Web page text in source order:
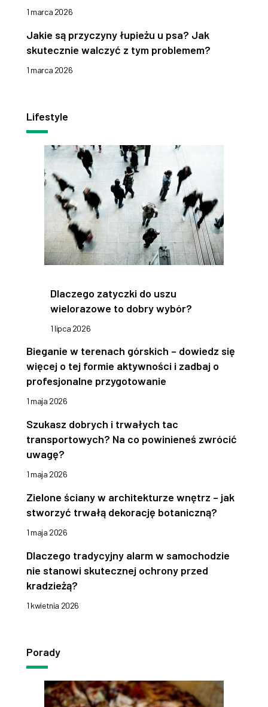
1 marca 2026
Jakie są przyczyny łupieżu u psa? Jak
skutecznie walczyć z tym problemem?
1 marca 2026
Lifestyle
Dlaczego zatyczki do uszu
wielorazowe to dobry wybór?
1 lipca 2026
Bieganie w terenach górskich – dowiedz się
więcej o tej formie aktywności i zadbaj o
profesjonalne przygotowanie
1 maja 2026
Szukasz dobrych i trwałych tac
transportowych? Na co powinieneś zwrócić
uwagę?
1 maja 2026
Zielone ściany w architekturze wnętrz – jak
stworzyć trwałą dekorację botaniczną?
1 maja 2026
Dlaczego tradycyjny alarm w samochodzie
nie stanowi skutecznej ochrony przed
kradzieżą?
1 kwietnia 2026
Porady